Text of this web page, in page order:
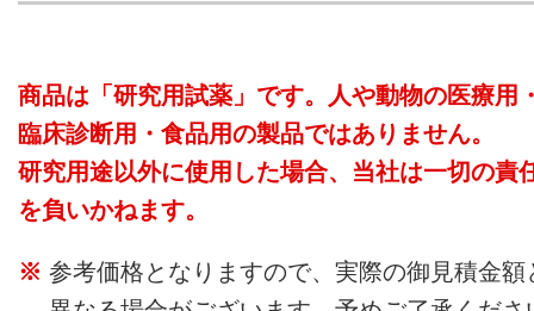
商品は「研究用試薬」です。人や動物の医療用
臨床診断用・食品用の製品ではありません。
研究用途以外に使用した場合、当社は一切の責
を負いかねます。
参考価格となりますので、実際の御見積金額